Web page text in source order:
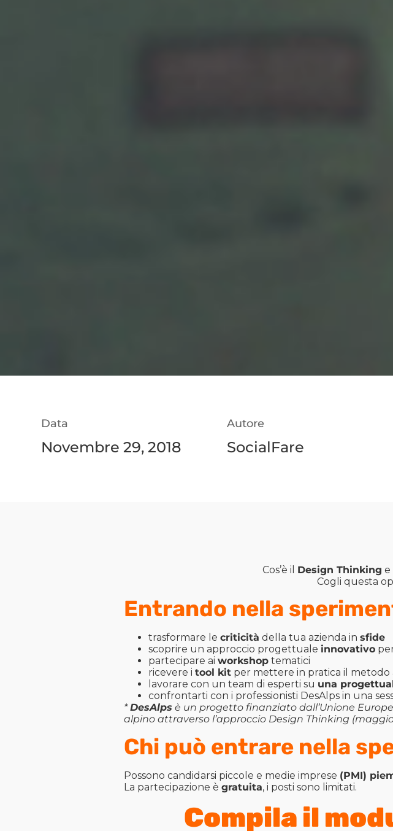
Data
Novembre 29, 2018
Autore
SocialFare
Cos’è il Design Thinking e
Cogli questa
Entrando nella
trasformare le criticità della tua azienda in sfide
scoprire un approccio progettuale innovativo
partecipare ai workshoptematici
ricevere i tool kitper mettere in pratica il metodo
lavorare con un team di esperti su una
confrontarti con i professionisti DesAlps in una
*DesAlps è un progetto finanziato dall’Unione
alpino attraverso l’approccio Design Thinking (
Chi può entrare nella
Possono candidarsi piccole e medie imprese (PMI)
La partecipazione è gratuita, i posti sono limitati.
Compila il